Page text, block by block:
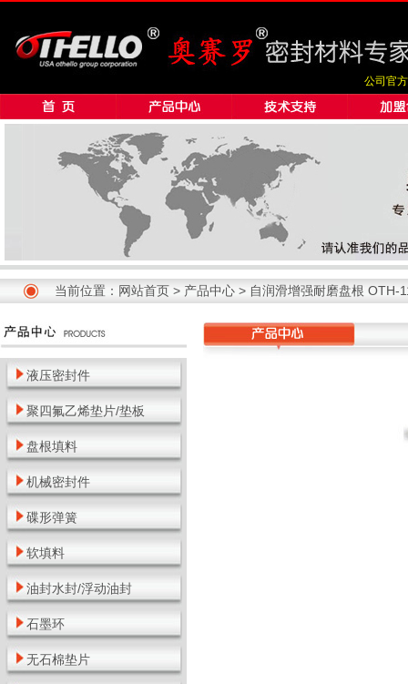
公司官
当前位置： 网站首页 > 产品中心 > 自润滑增强耐磨盘根 OTH-
液压密封件
聚四氟乙烯垫片/垫板
盘根填料
机械密封件
碟形弹簧
软填料
油封水封/浮动油封
石墨环
无石棉垫片